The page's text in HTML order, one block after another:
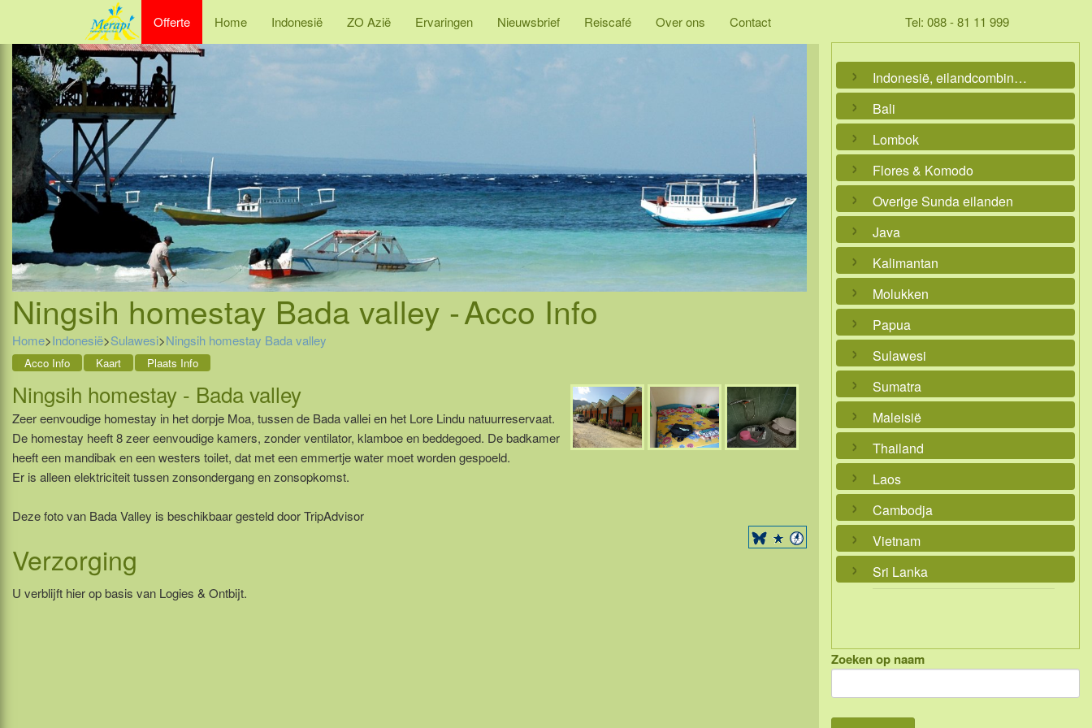
Offerte Home Indonesië ZO Azië Ervaringen Nieuwsbrief Reiscafé Over ons Contact Tel: 088 - 81 11 999
Ningsih homestay Bada valley -Acco Info
Home>Indonesië>Sulawesi>Ningsih homestay Bada valley
Acco Info Kaart Plaats Info
Ningsih homestay - Bada valley
Zeer eenvoudige homestay in het dorpje Moa, tussen de Bada vallei en het Lore Lindu natuurreservaat.
De homestay heeft 8 zeer eenvoudige kamers, zonder ventilator, klamboe en beddegoed. De badkamer
heeft een mandibak en een westers toilet, dat met een emmertje water moet worden gespoeld.
Er is alleen elektriciteit tussen zonsondergang en zonsopkomst.
Deze foto van Bada Valley is beschikbaar gesteld door TripAdvisor
Verzorging
U verblijft hier op basis van Logies & Ontbijt.
Indonesië, eilandcombinaties
Bali
Lombok
Flores & Komodo
Overige Sunda eilanden
Java
Kalimantan
Molukken
Papua
Sulawesi
Sumatra
Maleisië
Thailand
Laos
Cambodja
Vietnam
Sri Lanka
Zoeken op naam